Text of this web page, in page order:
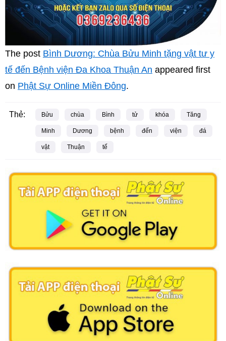
The post Bình Dương: Chùa Bửu Minh tặng vật tư y
tế đến Bệnh viện Đa Khoa Thuận An appeared first
on Phật Sự Online Miền Đông.
Thẻ: Bửu chùa Bình tử khóa Tăng
Minh Dương bệnh đến viện đá
vật Thuận tế